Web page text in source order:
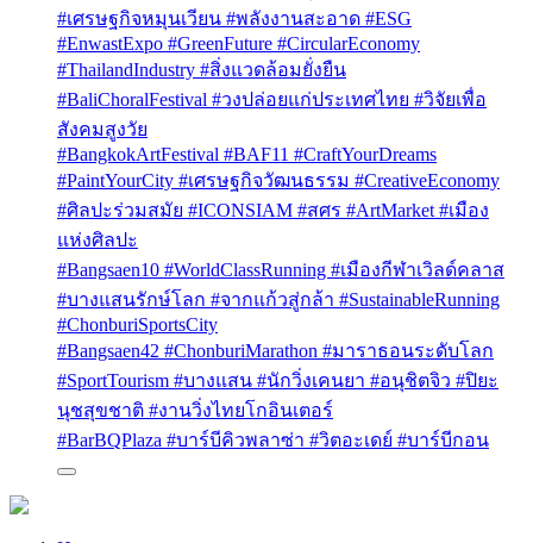
#เศรษฐกิจหมุนเวียน #พลังงานสะอาด #ESG
#EnwastExpo #GreenFuture #CircularEconomy
#ThailandIndustry #สิ่งแวดล้อมยั่งยืน
#BaliChoralFestival #วงปล่อยแก่ประเทศไทย #วิจัยเพื่อ
สังคมสูงวัย
#BangkokArtFestival #BAF11 #CraftYourDreams
#PaintYourCity #เศรษฐกิจวัฒนธรรม #CreativeEconomy
#ศิลปะร่วมสมัย #ICONSIAM #สศร #ArtMarket #เมือง
แห่งศิลปะ
#Bangsaen10 #WorldClassRunning #เมืองกีฬาเวิลด์คลาส
#บางแสนรักษ์โลก #จากแก้วสู่กล้า #SustainableRunning
#ChonburiSportsCity
#Bangsaen42 #ChonburiMarathon #มาราธอนระดับโลก
#SportTourism #บางแสน #นักวิ่งเคนยา #อนุชิตจิว #ปิยะ
นุชสุขชาติ #งานวิ่งไทยโกอินเตอร์
#BarBQPlaza #บาร์บีคิวพลาซ่า #วิตอะเดย์ #บาร์บีกอน